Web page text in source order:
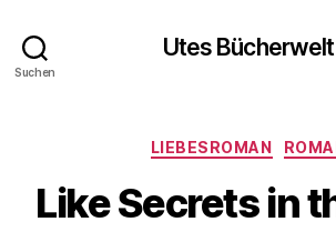
Suchen
Utes Bücherwelt
LIEBESROMAN
Like Secrets in